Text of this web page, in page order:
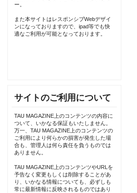
ー。
また本サイトはレスポンシブWebデザイ
ンになっておりますので、ipad等でも快
適なご利用が可能となっております。
サイトのご利用について
TAU MAGAZINE上のコンテンツの内容に
ついて、いかなる保証もいたしません。
万一、TAU MAGAZINE上のコンテンツの
ご利用により何らかの損害が発生した場
合も、管理人は何ら責任を負うものでは
ありません。
TAU MAGAZINE上のコンテンツやURLを
予告なく変更もしくは削除することがあ
り、いかなる情報についても、必ずしも
常に最新情報に反映されるものではあり